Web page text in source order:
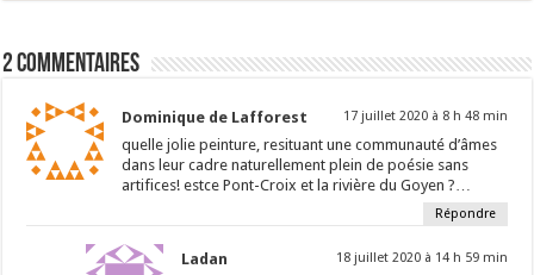
2 Commentaires
Dominique de Lafforest 17 juillet 2020 à 8 h 48 min
quelle jolie peinture, resituant une communauté d’âmes
dans leur cadre naturellement plein de poésie sans
artifices! estce Pont-Croix et la rivière du Goyen ?…
Répondre
Ladan 18 juillet 2020 à 14 h 59 min